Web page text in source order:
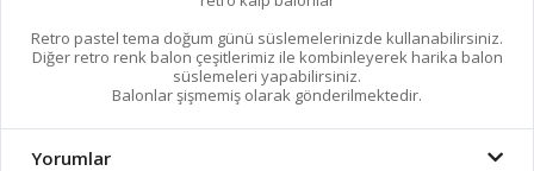
Retro pastel tema doğum günü süslemelerinizde kullanabilirsiniz.
Diğer retro renk balon çeşitlerimiz ile kombinleyerek harika balon
süslemeleri yapabilirsiniz.
Balonlar şişmemiş olarak gönderilmektedir.
Yorumlar